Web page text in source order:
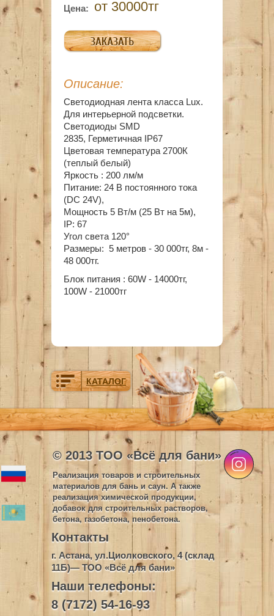
Цена: от 30000тг
Описание:
Светодиодная лента класса Lux.
Для интерьерной подсветки.
Светодиоды SMD
2835, Герметичная IP67
Цветовая температура 2700К
(теплый белый)
Яркость : 200 лм/м
Питание: 24 В постоянного тока
(DC 24V),
Мощность 5 Вт/м (25 Вт на 5м),
IP: 67
Угол света 120°
Размеры: 5 метров - 30 000тг, 8м -
48 000тг.
Блок питания : 60W - 14000тг,
100W - 21000тг
КАТАЛОГ
© 2013 ТОО «Всё для бани»
Реализация товаров и строительных
материалов для бань и саун. А также
реализация химической продукции,
добавок для строительных растворов,
бетона, газобетона, пенобетона.
Контакты
г. Астана, ул.Циолковского, 4 (склад
11Б)— ТОО «Всё для бани»
Наши телефоны:
8 (7172) 54-16-93